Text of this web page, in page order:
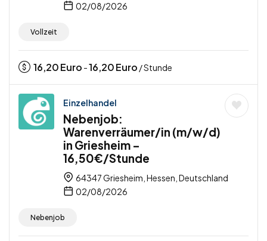
02/08/2026
Vollzeit
16,20Euro -16,20Euro / Stunde
Einzelhandel
Nebenjob:
Warenverräumer/in (m/w/d)
in Griesheim –
16,50€/Stunde
64347 Griesheim, Hessen, Deutschland
02/08/2026
Nebenjob